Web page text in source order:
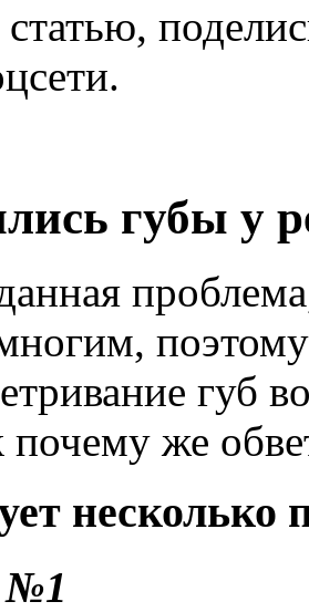
губы у
губ
почему же
несколько
№1